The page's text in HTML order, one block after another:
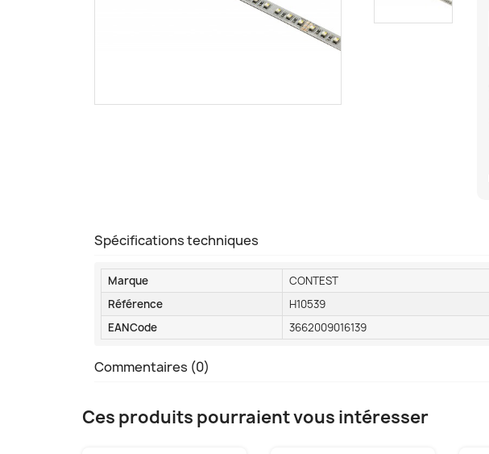
Spécifications techniques
Marque
CONTEST
Référence
H10539
EANCode
3662009016139
Commentaires (0)
Ces produits pourraient vous intéresser